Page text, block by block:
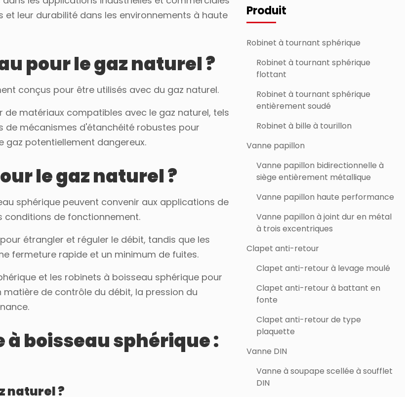
leur durabilité dans les environnements à haute
pour le gaz naturel ?
conçus pour être utilisés avec du gaz naturel.
matériaux compatibles avec le gaz naturel, tels
de mécanismes d'étanchéité robustes pour
gaz potentiellement dangereux.
le gaz naturel ?
sphérique peuvent convenir aux applications de
conditions de fonctionnement.
étrangler et réguler le débit, tandis que les
fermeture rapide et un minimum de fuites.
et les robinets à boisseau sphérique pour
de contrôle du débit, la pression du
boisseau sphérique :
naturel ?
Produit
Robinet à tournant sphérique
Robinet à tournant sphérique
flottant
Robinet à tournant sphérique
entièrement soudé
Robinet à bille à tourillon
Vanne papillon
Vanne papillon bidirectionnelle à
siège entièrement métallique
Vanne papillon haute performance
Vanne papillon à joint dur en métal
à trois excentriques
Clapet anti-retour
Clapet anti-retour à levage moulé
Clapet anti-retour à battant en
fonte
Clapet anti-retour de type
plaquette
Vanne DIN
Vanne à soupape scellée à soufflet
DIN